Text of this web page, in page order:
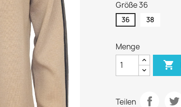
Größe 36
36 38
Menge

Teilen